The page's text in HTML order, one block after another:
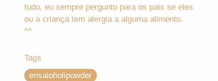
tudo, eu sempre pergunto para os pais se eles
ou a criança tem alergia a alguma alimento.
^^
Tags
ensaioholipowder